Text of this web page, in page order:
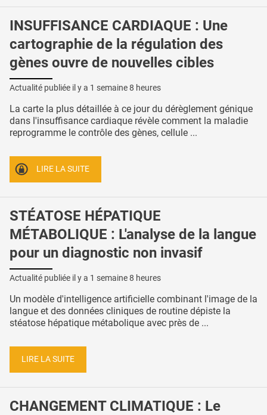
INSUFFISANCE CARDIAQUE : Une
cartographie de la régulation des
gènes ouvre de nouvelles cibles
Actualité publiée il y a 1 semaine 8 heures
La carte la plus détaillée à ce jour du dérèglement génique
dans l'insuffisance cardiaque révèle comment la maladie
reprogramme le contrôle des gènes, cellule ...
LIRE LA SUITE
STÉATOSE HÉPATIQUE
MÉTABOLIQUE : L'analyse de la langue
pour un diagnostic non invasif
Actualité publiée il y a 1 semaine 8 heures
Un modèle d'intelligence artificielle combinant l'image de la
langue et des données cliniques de routine dépiste la
stéatose hépatique métabolique avec près de ...
LIRE LA SUITE
CHANGEMENT CLIMATIQUE : Le